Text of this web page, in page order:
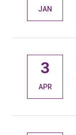
JAN
3
APR